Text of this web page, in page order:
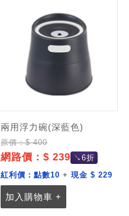
兩用浮力碗(深藍色)
原價：$ 400
網路價：$ 239 ↘6折
紅利價：點數10 +現金 $ 229
加入購物車 +